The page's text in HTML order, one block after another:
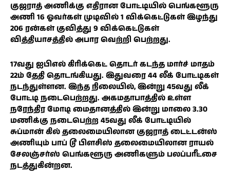
குஜராத் அணிக்கு எதிரான போட்டியில் பெங்களூரு
அணி 16 ஓவர்கள் முடிவில் 1 விக்கெட்டுகள் இழந்து
206 ரன்கள் குவித்து 9 விக்கெட்டுகள்
வித்தியாசத்தில் அபார வெற்றி பெற்றது.
17வது ஐபிஎல் கிரிக்கெட் தொடர் கடந்த மார்ச் மாதம்
22ம் தேதி தொடங்கியது. இதுவரை 44 லீக் போட்டிகள்
நடந்துள்ளன. இந்த நிலையில், இன்று 45வது லீக்
போட்டி நடைபெற்றது. அகமதாபாத்தில் உள்ள
நரேந்திர மோடி மைதானத்தில் இன்று மாலை 3.30
மணிக்கு நடைபெற்ற 45வது லீக் போட்டியில்
சுப்மான் கில் தலைமையிலான குஜராத் டைட்டன்ஸ்
அணியும் பாப் டூ பிளசிஸ் தலைமையிலான ராயல்
சேலஞ்சர்ஸ் பெங்களூரு அணிகளும் பலப்பரீட்சை
நடத்துகின்றன.